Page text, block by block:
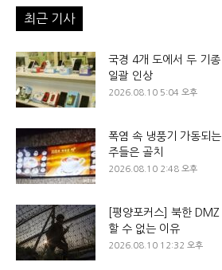
최근 기사
국경 4개 도에서 두 기
일괄 인상
2026.08.10 5:04 오후
폭염 속 냉풍기 가동되
주들은 골치
2026.08.10 2:48 오후
[평양포커스] 북한 DMZ
할 수 없는 이유
2026.08.10 12:32 오후